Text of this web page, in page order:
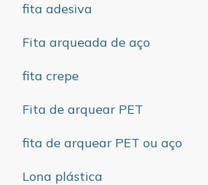
fita adesiva
Fita arqueada de aço
fita crepe
Fita de arquear PET
fita de arquear PET ou aço
Lona plástica